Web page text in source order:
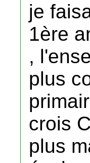
je
1ère
,
plus
crois
plus